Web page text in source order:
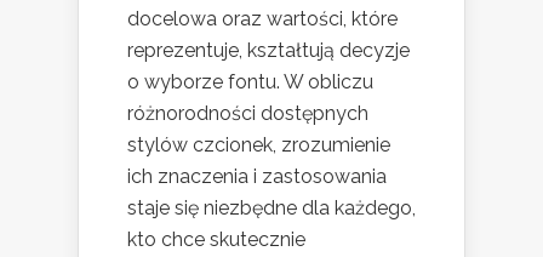
docelowa oraz wartości, które
reprezentuje, kształtują decyzje
o wyborze fontu. W obliczu
różnorodności dostępnych
stylów czcionek, zrozumienie
ich znaczenia i zastosowania
staje się niezbędne dla każdego,
kto chce skutecznie